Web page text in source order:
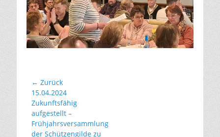
Beitragsnavigation
← Zurück
Vorhergehender
Beitrag:
15.04.2024
Zukunftsfähig
aufgestellt –
Frühjahrsversammlung
der Schützengilde zu